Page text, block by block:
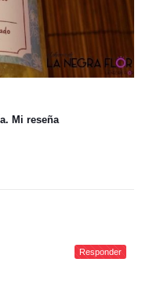
Mi reseña
Responder